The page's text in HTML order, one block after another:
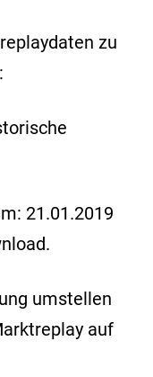
zu
21.01.2019
umstellen
auf